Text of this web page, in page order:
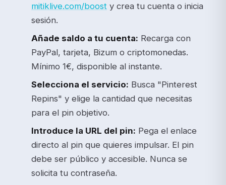
mitiklive.com/boost y crea tu cuenta o inicia
sesión.
Añade saldo a tu cuenta: Recarga con
PayPal, tarjeta, Bizum o criptomonedas.
Mínimo 1€, disponible al instante.
Selecciona el servicio: Busca "Pinterest
Repins" y elige la cantidad que necesitas
para el pin objetivo.
Introduce la URL del pin: Pega el enlace
directo al pin que quieres impulsar. El pin
debe ser público y accesible. Nunca se
solicita tu contraseña.